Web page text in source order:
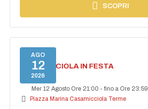
SCOPRI
AGO
12
2026
CASAMICCIOLA IN FESTA
Mer 12 Agosto Ore 21:00 -fino a Ore 23:59
Piazza Marina Casamicciola Terme